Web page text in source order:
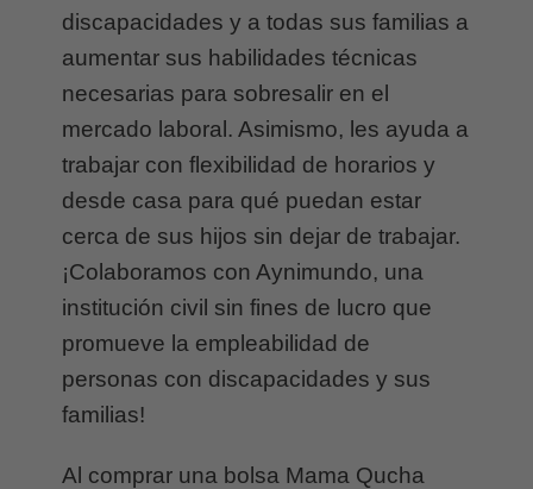
discapacidades y a todas sus familias a
aumentar sus habilidades técnicas
necesarias para sobresalir en el
mercado laboral. Asimismo, les ayuda a
trabajar con flexibilidad de horarios y
desde casa para qué puedan estar
cerca de sus hijos sin dejar de trabajar.
¡Colaboramos con Aynimundo, una
institución civil sin fines de lucro que
promueve la empleabilidad de
personas con discapacidades y sus
familias!
Al comprar una bolsa Mama Qucha